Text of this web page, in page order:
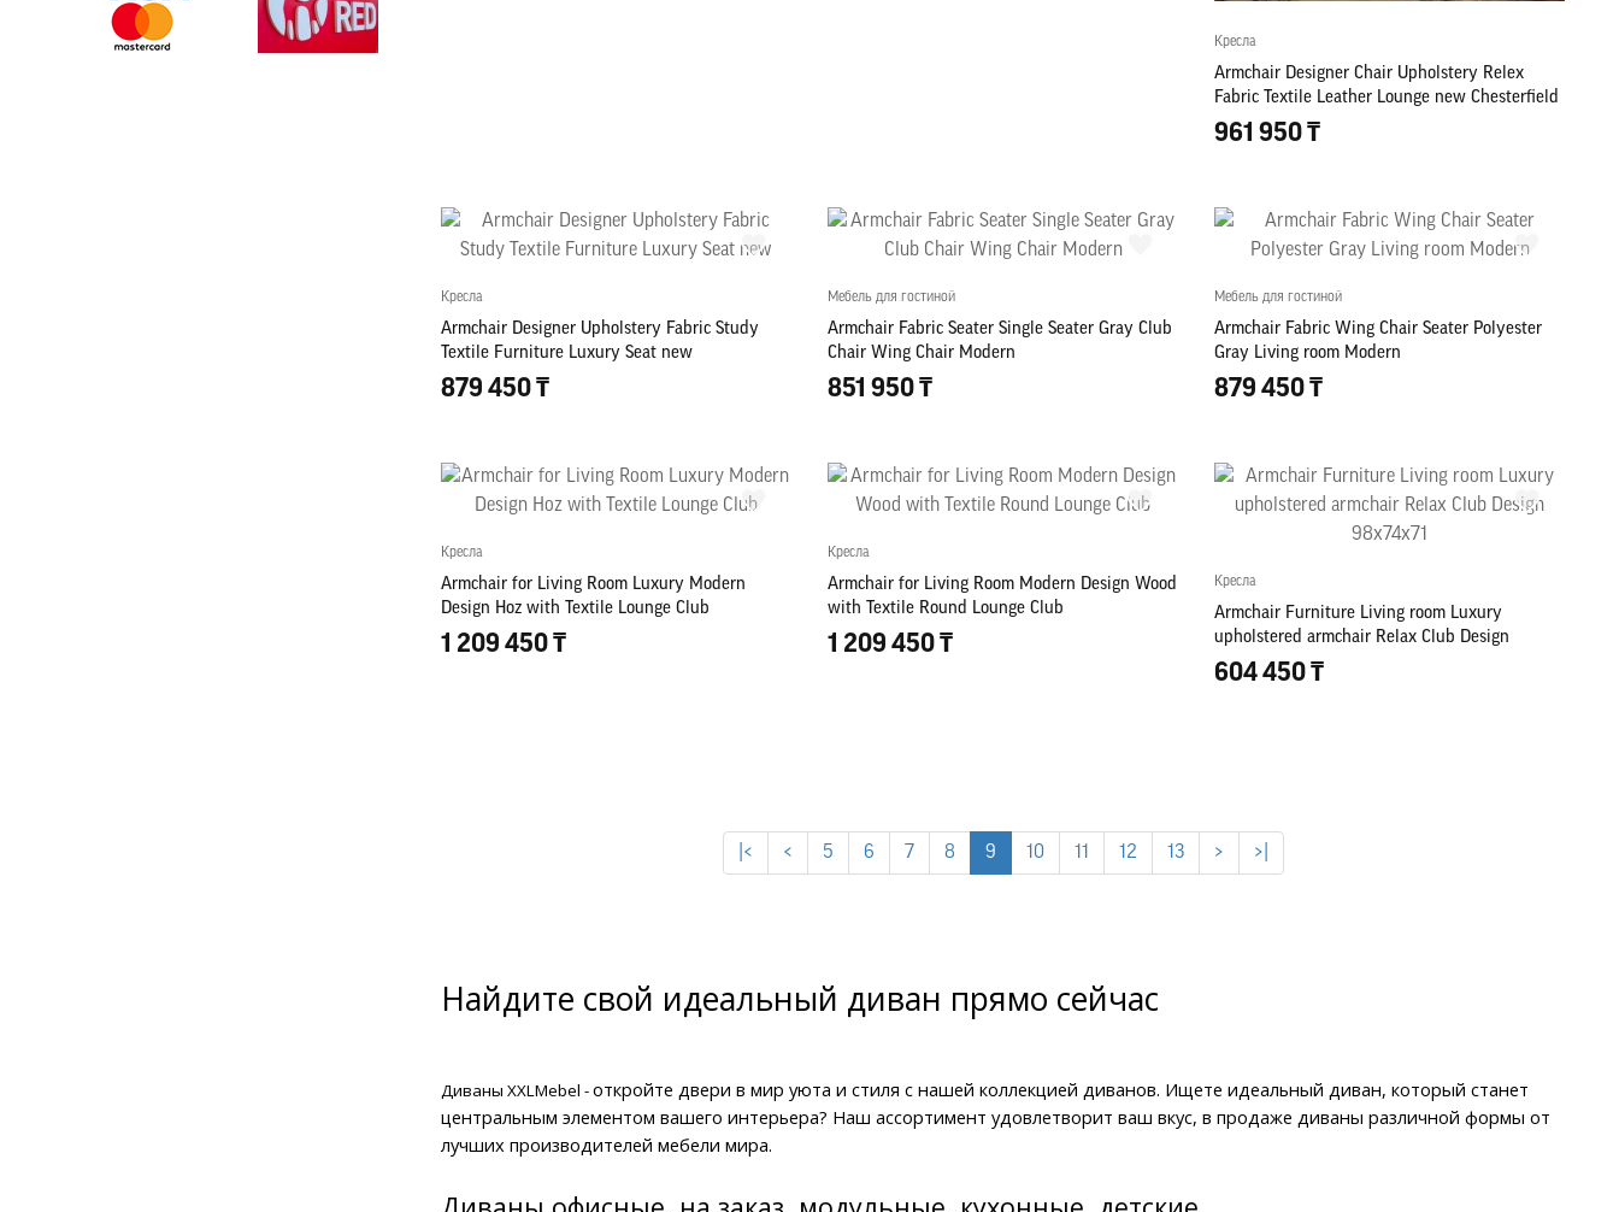
Кресла
Armchair Designer Chair Upholstery Relex
Fabric Textile Leather Lounge new Chesterfield
961 950 ₸
Кресла
Armchair Designer Upholstery Fabric Study
Textile Furniture Luxury Seat new
879 450 ₸
Мебель для гостиной
Armchair Fabric Seater Single Seater Gray Club
Chair Wing Chair Modern
851 950 ₸
Мебель для гостиной
Armchair Fabric Wing Chair Seater Polyester
Gray Living room Modern
879 450 ₸
Кресла
Armchair for Living Room Luxury Modern
Design Hoz with Textile Lounge Club
1 209 450 ₸
Кресла
Armchair for Living Room Modern Design Wood
with Textile Round Lounge Club
1 209 450 ₸
Кресла
Armchair Furniture Living room Luxury
upholstered armchair Relax Club Design
98x74x71
604 450 ₸
|< < 5 6 7 8 9 10 11 12 13 > >|
Найдите свой идеальный диван прямо сейчас
Диваны XXLMebel - откройте двери в мир уюта и стиля с нашей коллекцией диванов. Ищете идеальный диван, который станет
центральным элементом вашего интерьера? Наш ассортимент удовлетворит ваш вкус, в продаже диваны различной формы от
лучших производителей мебели мира.